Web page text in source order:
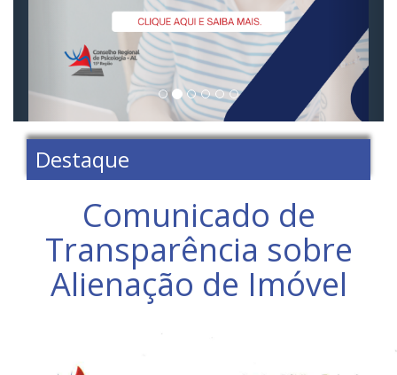
Destaque
Comunicado de
Transparência sobre
Alienação de Imóvel